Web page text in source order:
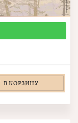
В КОРЗИНУ